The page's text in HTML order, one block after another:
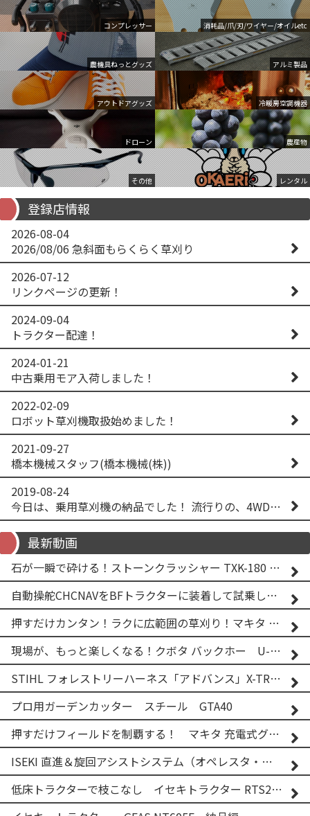
コンプレッサー 消耗品/爪/刃/ワイヤー/オイルetc
農機具ねっとグッズ アルミ製品
アウトドアグッズ 冷暖房空調機器
ドローン 農産物
その他 レンタル
登録店情報
2026-08-04
2026/08/06 急斜面もらくらく草刈り
2026-07-12
リンクページの更新！
2024-09-04
トラクター配達！
2024-01-21
中古乗用モア入荷しました！
2022-02-09
ロボット草刈機取扱始めました！
2021-09-27
橋本機械スタッフ(橋本機械(株))
2019-08-24
今日は、乗用草刈機の納品でした！ 流行りの、4WD！ #イセキアグリ #オーレック #四駆 #増税間近
最新動画
石が一瞬で砕ける！ストーンクラッシャー TXK-180 実演
自動操舵CHCNAVをBFトラクターに装着して試乗してみた！！ CHCNAV NX610
押すだけカンタン！ラクに広範囲の草刈り！マキタ バッテリー式草刈り機 MUG001G 2
現場が、もっと楽しくなる！クボタ バックホー U-25-3A
STIHL フォレストリーハーネス「アドバンス」X-TREEm
プロ用ガーデンカッター スチール GTA40
押すだけフィールドを制覇する！ マキタ 充電式グランドトリマー MUG001G
ISEKI 直進＆旋回アシストシステム（オペレスタ・ターン）搭載 イセキ 乗用田植機 PRJ8D-ZJL
低床トラクターで枝こなし イセキトラクター RTS205NS & フレールモア FNC1202F